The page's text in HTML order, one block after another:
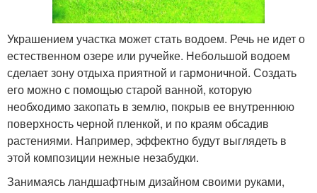
Украшением участка может стать водоем. Речь не идет о
естественном озере или ручейке. Небольшой водоем
сделает зону отдыха приятной и гармоничной. Создать
его можно с помощью старой ванной, которую
необходимо закопать в землю, покрыв ее внутреннюю
поверхность черной пленкой, и по краям обсадив
растениями. Например, эффектно будут выглядеть в
этой композиции нежные незабудки.
Занимаясь ландшафтным дизайном своими руками,